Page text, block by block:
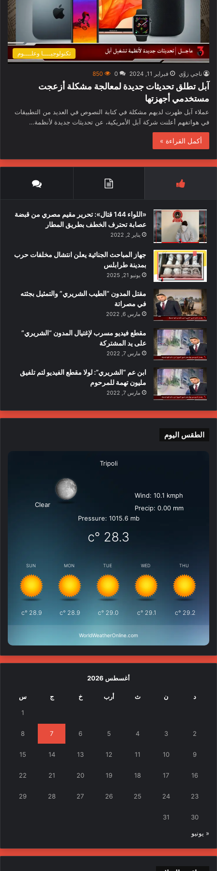
تكنولوجيــــا وعلــــوم
ناجي زوَّي فبراير 11, 2024 0
850
آبل تطلق تحديثات جديدة لمعالجة مشكلة أزعجت
مستخدمي أجهزتها
عملاء آبل ظهرت لديهم مشكلة في كتابة النصوص في العديد من التطبيقات
في هواتفهم أعلنت شركة آبل الأمريكية، عن تحديثات جديدة لأنظمة…
أكمل القراءة »
«اللواء 144 قتال»: تحرير مقيم مصري من قبضة
عصابة تحترف الخطف بطريق المطار
يناير 2, 2022
جهاز المباحث الجنائية يعلن انتشال مخلفات حرب
بمدينة طرابلس
يونيو 21, 2025
مقتل المدون “الطيب الشريري” والتمثيل بجثته
في مصراتة
مارس 6, 2022
مقطع فيديو مسرب لإغتيال المدون “الشريري”
على يد المشتركة
مارس 7, 2022
ابن عم “الشريري”: لولا مقطع الفيديو لتم تلفيق
مليون تهمة للمرحوم
مارس 7, 2022
الطقس اليوم
Tripoli
Clear
Wind: 10.1 kmph
Precip: 0.00 mm
Pressure: 1015.6 mb
28.3
°c
SUN
28.9
°c
MON
28.9
°c
TUE
29.0
°c
WED
29.1
°c
THU
29.2
°c
WorldWeatherOnline.com
أغسطس 2026
د ن ث أرب خ ج س
1
2
3
4
5
6
7
8
9
10
11
12
13
14
15
16
17
18
19
20
21
22
23
24
25
26
27
28
29
30
31
« يونيو